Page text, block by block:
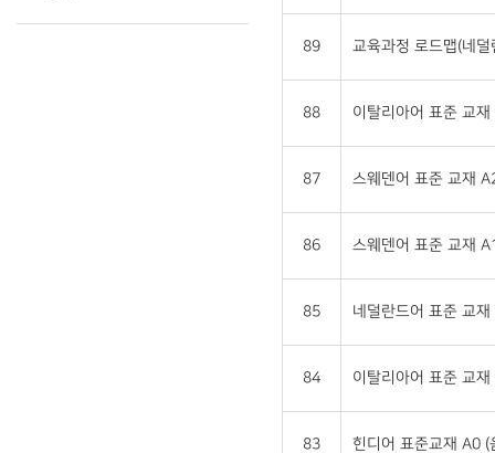
89 교육과정 로드맵(네덜
88 이탈리아어 표준 교
87 스웨덴어 표준 교재
86 스웨덴어 표준 교재
85 네덜란드어 표준 교
84 이탈리아어 표준 교
83 힌디어 표준교재 A0 (